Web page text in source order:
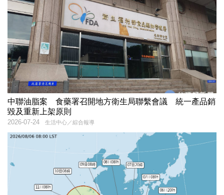
中聯油脂案 食藥署召開地方衛生局聯繫會議 統一產品銷
毀及重新上架原則
生活中心／綜合報導
2026-07-24